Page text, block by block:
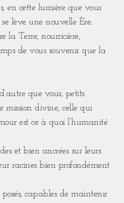
en cette lumière que vous
lève une nouvelle Ère.
la Terre, nourricière,
de vous souvenir que la
que vous, petits
mission divine, celle qui
est ce à quoi l’humanité
et bien ancrées sur leurs
racines bien profondément
capables de maintenir